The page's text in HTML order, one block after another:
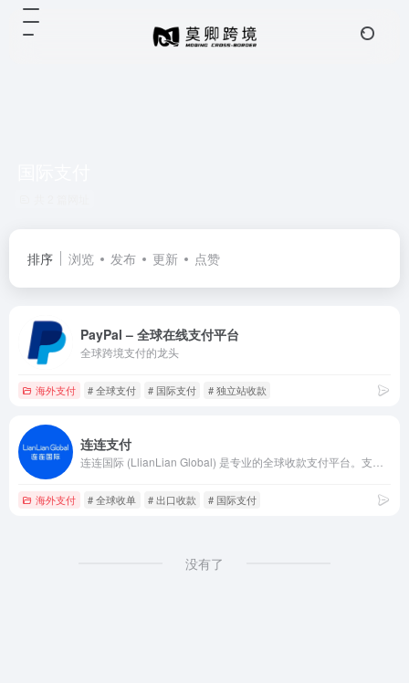
排序 浏览 发布 更新 点赞
PayPal – 全球在线支付平台
全球跨境支付的龙头
海外支付 # 全球支付 # 国际支付 # 独立站收款
连连支付
海外支付 # 全球收单 # 出口收款 # 国际支付
没有了